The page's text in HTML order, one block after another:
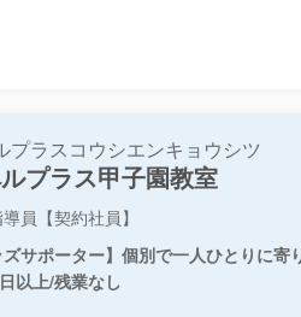
プラスコウシエンキョウシツ
プラス甲子園教室
員【契約社員】
サポーター】個別で一人ひとりに
以上/残業なし